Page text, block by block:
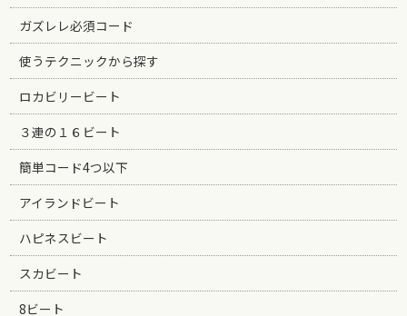
ガズレレ必須コード
使うテクニックから探す
ロカビリービート
３連の１６ビート
簡単コード4つ以下
アイランドビート
ハピネスビート
スカビート
8ビート